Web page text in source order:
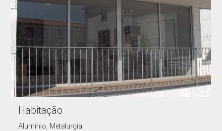
Habitação
Aluminio, Metalurgia